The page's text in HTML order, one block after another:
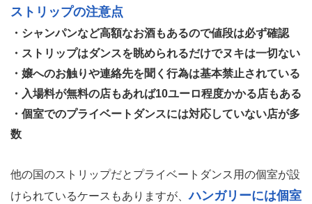
ストリップの注意点
・シャンパンなど高額なお酒もあるので値段は必ず確認
・ストリップはダンスを眺められるだけでヌキは一切ない
・嬢へのお触りや連絡先を聞く行為は基本禁止されている
・入場料が無料の店もあれば10ユーロ程度かかる店もある
・個室でのプライベートダンスには対応していない店が多
数
他の国のストリップだとプライベートダンス用の個室が設
けられているケースもありますが、ハンガリーには個室